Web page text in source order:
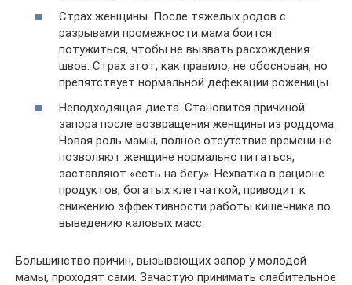
Страх женщины. После тяжелых родов с
разрывами промежности мама боится
потужиться, чтобы не вызвать расхождения
швов. Страх этот, как правило, не обоснован, но
препятствует нормальной дефекации роженицы.
Неподходящая диета. Становится причиной
запора после возвращения женщины из роддома.
Новая роль мамы, полное отсутствие времени не
позволяют женщине нормально питаться,
заставляют «есть на бегу». Нехватка в рационе
продуктов, богатых клетчаткой, приводит к
снижению эффективности работы кишечника по
выведению каловых масс.
Большинство причин, вызывающих запор у молодой
мамы, проходят сами. Зачастую принимать слабительное